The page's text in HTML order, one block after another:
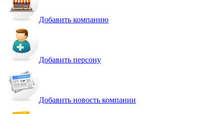
Добавить компанию
Добавить персону
Добавить новость компании